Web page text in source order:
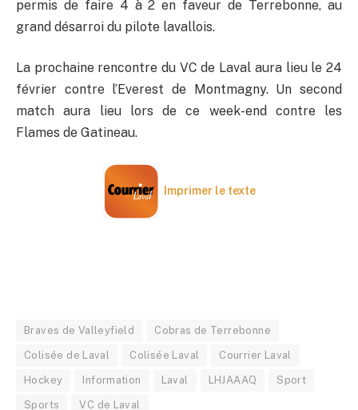
permis de faire 4 à 2 en faveur de Terrebonne, au
grand désarroi du pilote lavallois.
La prochaine rencontre du VC de Laval aura lieu le 24
février contre l’Everest de Montmagny. Un second
match aura lieu lors de ce week-end contre les
Flames de Gatineau.
Imprimer le texte
Braves de Valleyfield Cobras de Terrebonne
Colisée de Laval Colisée Laval Courrier Laval
Hockey Information Laval LHJAAAQ Sport
Sports VC de Laval